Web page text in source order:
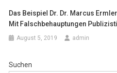
Das Beispiel Dr. Dr. Marcus
Mit Falschbehauptungen
August 5, 2019 admin
Suchen